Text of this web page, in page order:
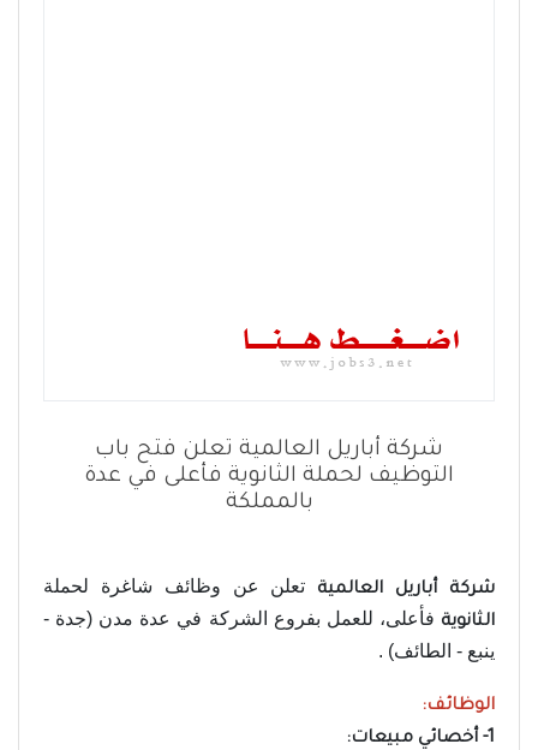
شركة أباريل العالمية تعلن فتح باب
التوظيف لحملة الثانوية فأعلى في عدة
بالمملكة
شركة أباريل العالمية تعلن عن وظائف شاغرة لحملة
الثانوية فأعلى، للعمل بفروع الشركة في عدة مدن (جدة -
ينبع - الطائف) .
الوظائف:
1- أخصائي مبيعات: